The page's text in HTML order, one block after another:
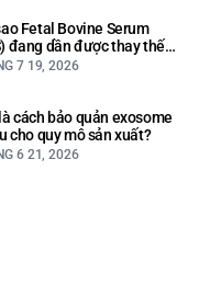
Fetal Bovine Serum
đang dần được thay thế
nuôi cấy tế bào?
7 19, 2026
cách bảo quản exosome
cho quy mô sản xuất?
6 21, 2026